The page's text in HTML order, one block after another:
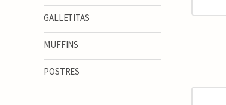
GALLETITAS
MUFFINS
POSTRES